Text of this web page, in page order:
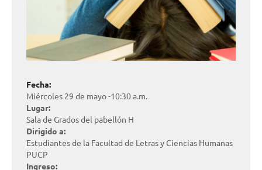
Fecha:
Miércoles 29 de mayo -10:30 a.m.
Lugar:
Sala de Grados del pabellón H
Dirigido a:
Estudiantes de la Facultad de Letras y Ciencias Humanas
PUCP
Ingreso: